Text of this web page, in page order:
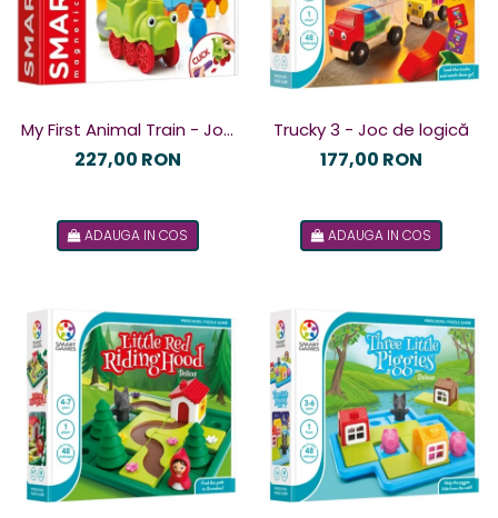
My First Animal Train - Joc
magnetic
227,00 RON
ADAUGA IN COS
Trucky 3 - Joc de logică
177,00 RON
ADAUGA IN COS